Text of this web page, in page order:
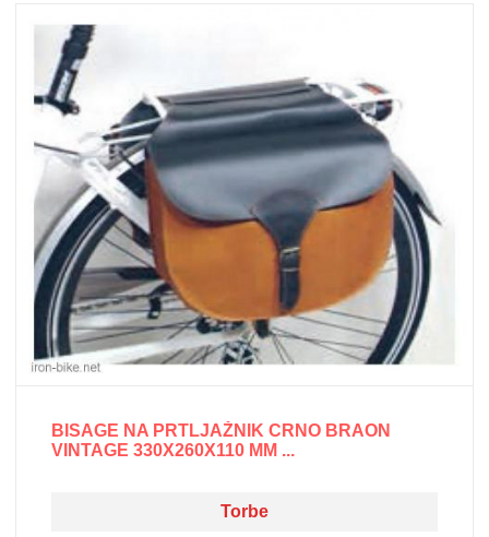
BISAGE NA PRTLJAŽNIK CRNO BRAON
VINTAGE 330X260X110 MM ...
Torbe